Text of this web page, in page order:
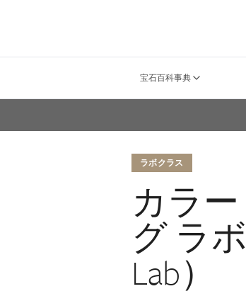
宝石百科事典
ラボクラス
カラ
グ ラ
Lab）